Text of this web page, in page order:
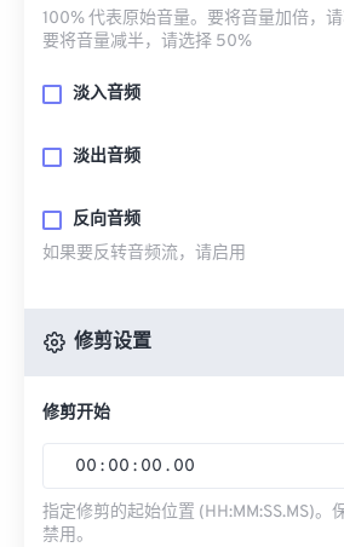
100% 代表原始音量。要将音量加倍，
要将音量减半，请选择 50%
淡入音频
淡出音频
反向音频
如果要反转音频流，请启用
修剪设置
修剪开始
00 : 00 : 00 . 00
指定修剪的起始位置 (HH:MM:SS.MS)。
禁用。